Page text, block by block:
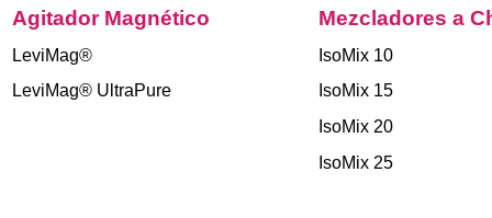
Agitador Magnético Mezcladores a
LeviMag®
IsoMix 10
LeviMag® UltraPure
IsoMix 15
IsoMix 20
IsoMix 25